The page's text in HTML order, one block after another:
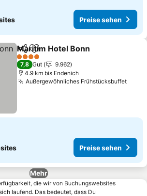
Preise sehen
TeilenZu Favoriten hinzufügen
Maritim Hotel Bonn
4 Sterne
7,8 Gut
9.962
4.9 km bis Endenich
Außergewöhnliches Frühstücksbuffet
Preise sehen
Mehr
die wir von Buchungswebsites
laufend. Das bedeutet, dass Du